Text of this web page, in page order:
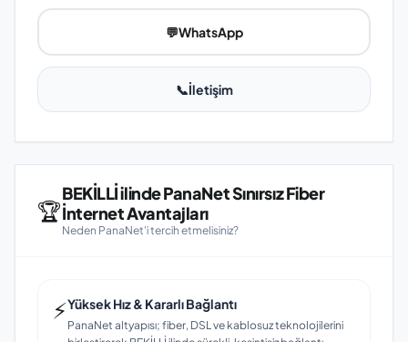
💬WhatsApp
📞İletişim
🏆
BEKİLLİ ilinde PanaNet Sınırsız Fiber
İnternet Avantajları
Neden PanaNet'i tercih etmelisiniz?
⚡Yüksek Hız & Kararlı Bağlantı
PanaNet altyapısı; fiber, DSL ve kablosuz teknolojilerini